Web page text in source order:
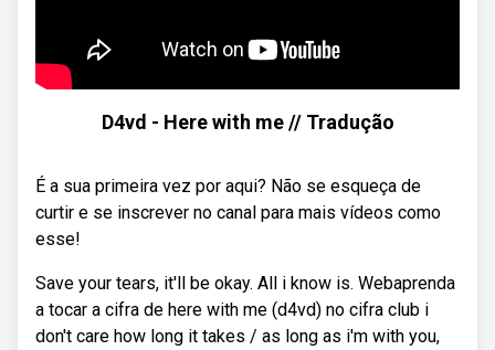
D4vd - Here with me // Tradução
É a sua primeira vez por aqui? Não se esqueça de
curtir e se inscrever no canal para mais vídeos como
esse!
Save your tears, it'll be okay. All i know is. Webaprenda
a tocar a cifra de here with me (d4vd) no cifra club i
don't care how long it takes / as long as i'm with you,